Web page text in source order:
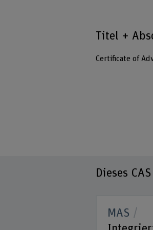
Titel +
Certificate of
Dieses
MAS